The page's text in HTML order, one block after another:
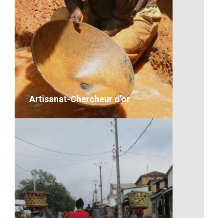
Une maman et son bébé
VOIR LE DÉTAIL
Artisanat-Chercheur d’or